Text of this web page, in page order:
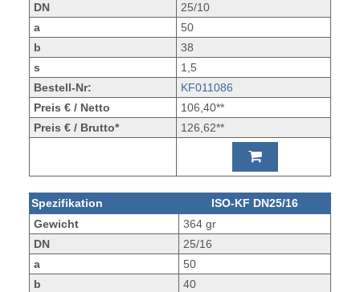
DN
25/10
a
50
b
38
s
1,5
Bestell-Nr:
KF011086
Preis € / Netto
106,40**
Preis € / Brutto*
126,62**
Spezifikation
ISO-KF DN25/16
Gewicht
364 gr
DN
25/16
a
50
b
40